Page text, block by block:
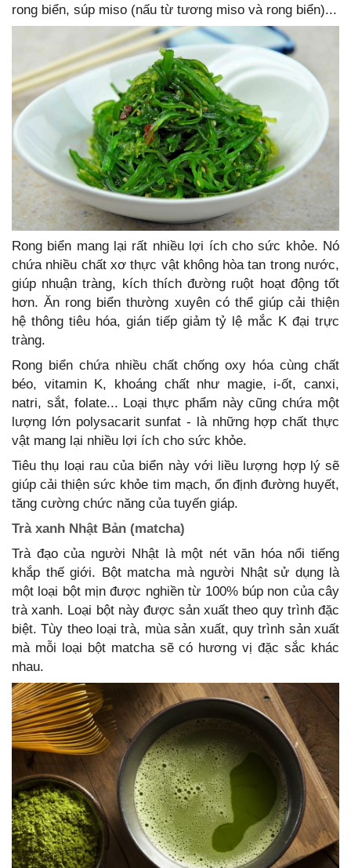
rong biển, súp miso (nấu từ tương miso và rong biển)...
Rong biển mang lại rất nhiều lợi ích cho sức khỏe. Nó
chứa nhiều chất xơ thực vật không hòa tan trong nước,
giúp nhuận tràng, kích thích đường ruột hoạt động tốt
hơn. Ăn rong biển thường xuyên có thể giúp cải thiện
hệ thông tiêu hóa, gián tiếp giảm tỷ lệ mắc K đại trực
tràng.
Rong biển chứa nhiều chất chống oxy hóa cùng chất
béo, vitamin K, khoáng chất như magie, i-ốt, canxi,
natri, sắt, folate... Loại thực phẩm này cũng chứa một
lượng lớn polysacarit sunfat - là những hợp chất thực
vật mang lại nhiều lợi ích cho sức khỏe.
Tiêu thụ loại rau của biển này với liều lượng hợp lý sẽ
giúp cải thiện sức khỏe tim mạch, ổn định đường huyết,
tăng cường chức năng của tuyến giáp.
Trà xanh Nhật Bản (matcha)
Trà đạo của người Nhật là một nét văn hóa nổi tiếng
khắp thế giới. Bột matcha mà người Nhật sử dụng là
một loại bột mịn được nghiền từ 100% búp non của cây
trà xanh. Loại bột này được sản xuất theo quy trình đặc
biệt. Tùy theo loại trà, mùa sản xuất, quy trình sản xuất
mà mỗi loại bột matcha sẽ có hương vị đặc sắc khác
nhau.